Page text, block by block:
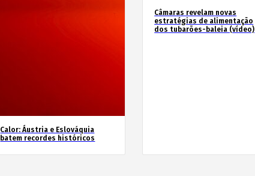
Calor: Áustria e Eslováquia
batem recordes históricos
Câmaras revelam novas
estratégias de alimentação
dos tubarões-baleia (vídeo)